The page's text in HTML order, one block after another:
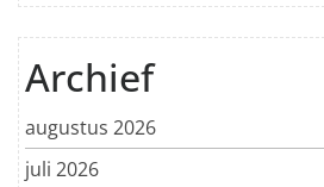
Archief
augustus 2026
juli 2026